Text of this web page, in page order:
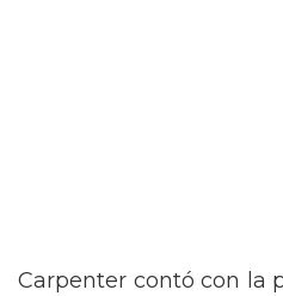
Carpenter contó con la